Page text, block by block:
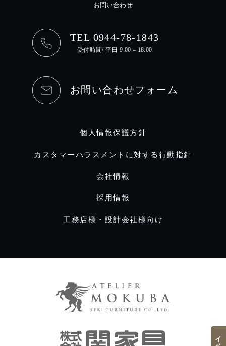
お問い合わせ
TEL 0944-78-1843
受付時間/ 平日 9:00 – 18:00
お問い合わせフォーム
個人情報保護方針
カスタマーハラスメントに対する行動指針
会社情報
採用情報
工務店様・設計会社様向け